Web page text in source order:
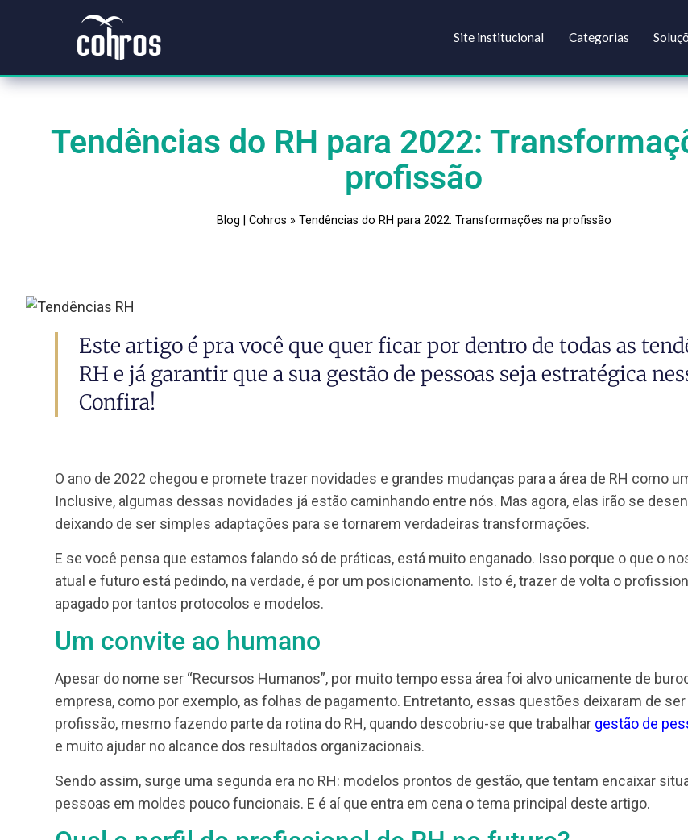
Site institucional
Tendências do RH para 2022:
profissão
Este artigo é pra você que quer ficar por dentro de todas
RH e já garantir que a sua gestão de pessoas seja
O ano de 2022 chegou e promete trazer novidades e grandes mudanças para a área de
Inclusive, algumas dessas novidades já estão caminhando entre nós. Mas agora, elas
deixando de ser simples adaptações para se tornarem verdadeiras transformações.
atual e futuro está pedindo, na verdade, é por um posicionamento. Isto é, trazer de volta
apagado por tantos protocolos e modelos.
Um convite ao humano
Apesar do nome ser “Recursos Humanos”, por muito tempo essa área foi alvo
empresa, como por exemplo, as folhas de pagamento. Entretanto, essas questões
profissão, mesmo fazendo parte da rotina do RH, quando descobriu-se que trabalhar
e muito ajudar no alcance dos resultados organizacionais.